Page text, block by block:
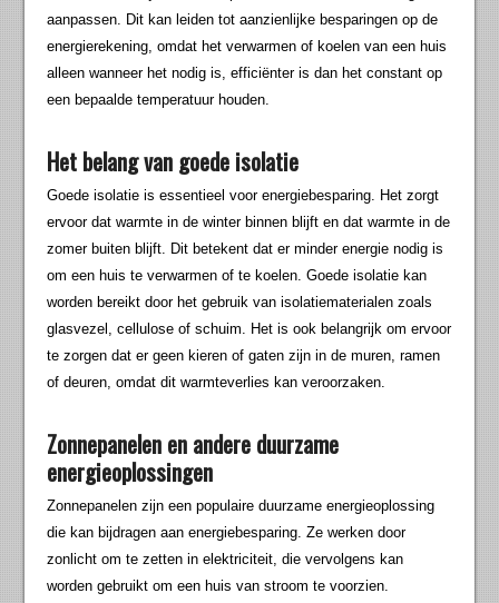
aanpassen. Dit kan leiden tot aanzienlijke besparingen op de
energierekening, omdat het verwarmen of koelen van een huis
alleen wanneer het nodig is, efficiënter is dan het constant op
een bepaalde temperatuur houden.
Het belang van goede isolatie
Goede isolatie is essentieel voor energiebesparing. Het zorgt
ervoor dat warmte in de winter binnen blijft en dat warmte in de
zomer buiten blijft. Dit betekent dat er minder energie nodig is
om een huis te verwarmen of te koelen. Goede isolatie kan
worden bereikt door het gebruik van isolatiematerialen zoals
glasvezel, cellulose of schuim. Het is ook belangrijk om ervoor
te zorgen dat er geen kieren of gaten zijn in de muren, ramen
of deuren, omdat dit warmteverlies kan veroorzaken.
Zonnepanelen en andere duurzame
energieoplossingen
Zonnepanelen zijn een populaire duurzame energieoplossing
die kan bijdragen aan energiebesparing. Ze werken door
zonlicht om te zetten in elektriciteit, die vervolgens kan
worden gebruikt om een huis van stroom te voorzien.